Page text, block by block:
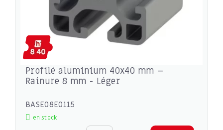
Profilé aluminium 40x40 mm –
Rainure 8 mm - Léger
BASE08E0115
en stock